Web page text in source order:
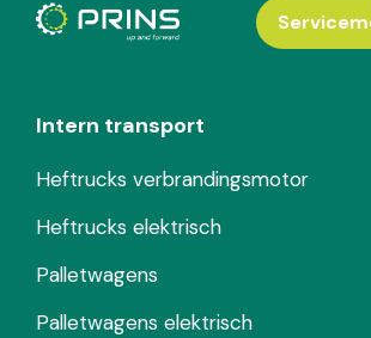
Intern transport
Heftrucks verbrandingsmotor
Heftrucks elektrisch
Palletwagens
Palletwagens elektrisch